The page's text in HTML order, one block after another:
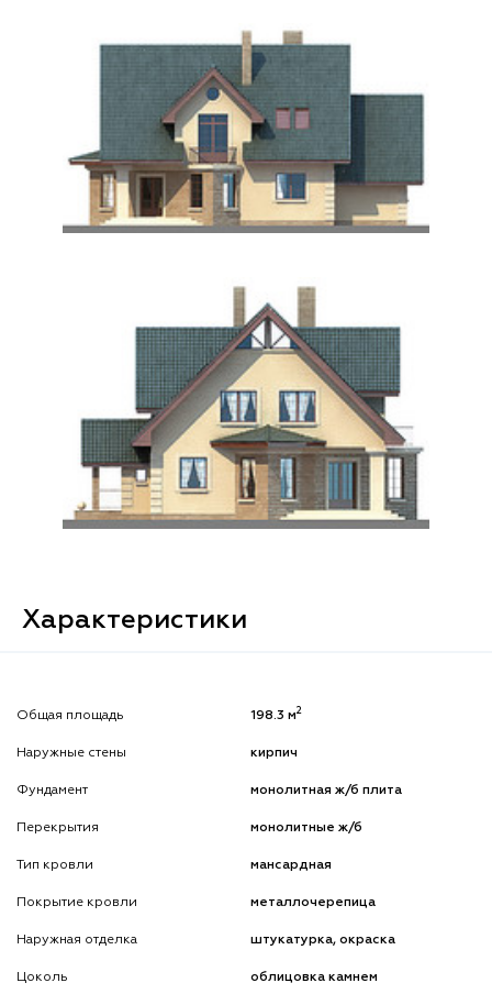
Характеристики
Общая площадь 198.3 м2
Наружные стены кирпич
Фундамент монолитная ж/б плита
Перекрытия монолитные ж/б
Тип кровли мансардная
Покрытие кровли металлочерепица
Наружная отделка штукатурка, окраска
Цоколь облицовка камнем